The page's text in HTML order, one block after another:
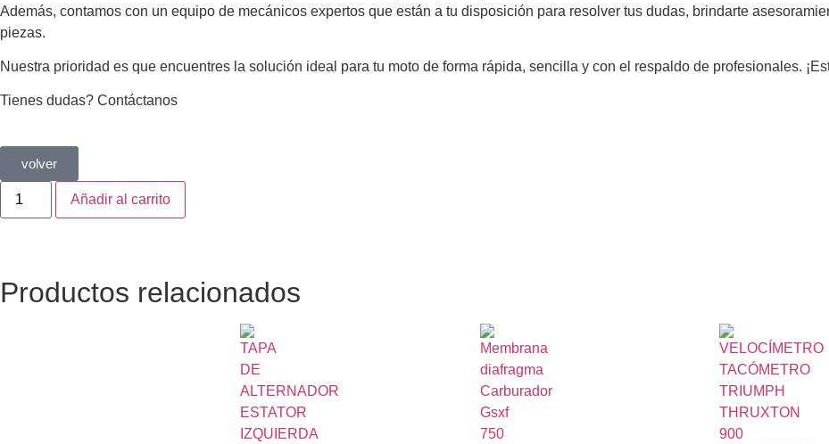
Además, contamos con un equipo de mecánicos expertos que están a tu disposición para resolver tus dudas, brindarte
piezas.
Nuestra prioridad es que encuentres la solución ideal para tu moto de forma rápida, sencilla y con el respaldo de profesionales.
Tienes dudas? Contáctanos
volver
Añadir al carrito
Productos relacionados